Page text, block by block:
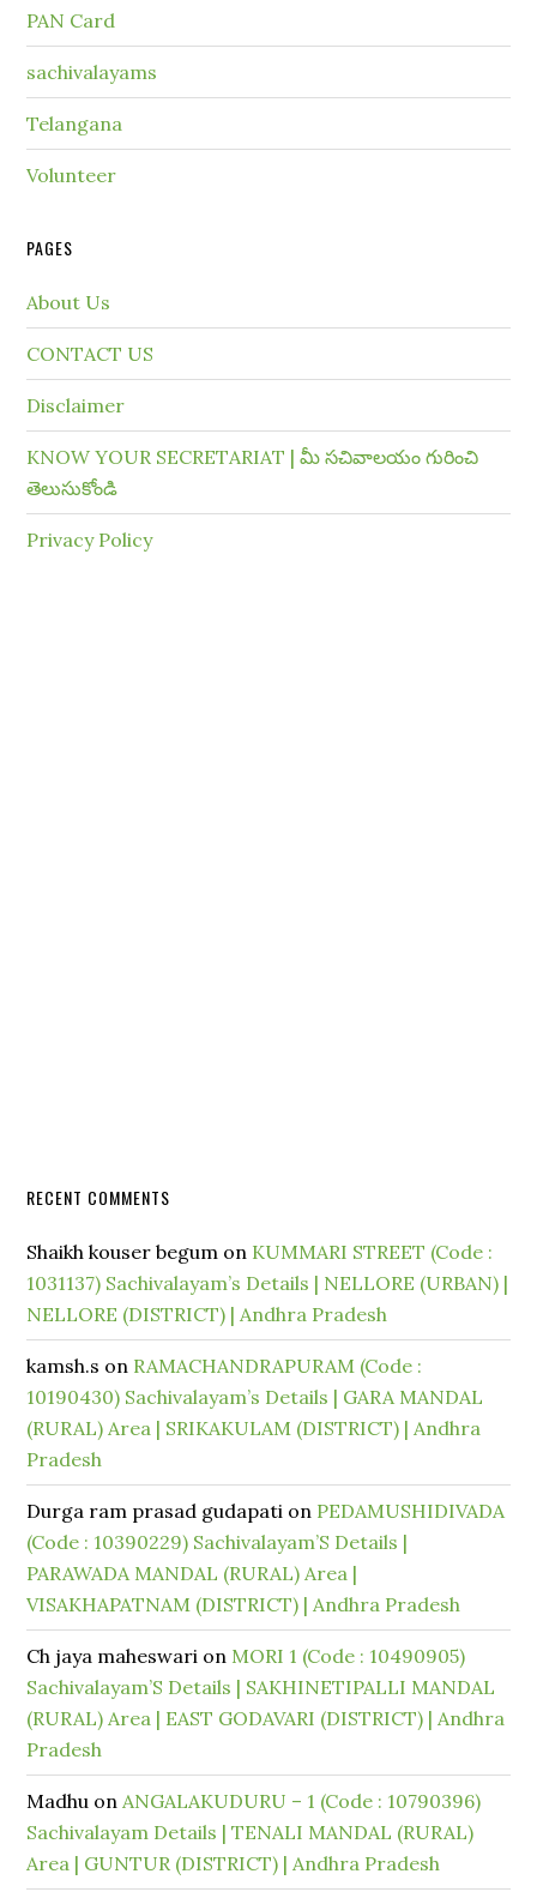
PAN Card
sachivalayams
Telangana
Volunteer
PAGES
About Us
CONTACT US
Disclaimer
KNOW YOUR SECRETARIAT | మీ సచివాలయం గురించి
తెలుసుకోండి
Privacy Policy
RECENT COMMENTS
Shaikh kouser begum on KUMMARI STREET (Code :
1031137) Sachivalayam’s Details | NELLORE (URBAN) |
NELLORE (DISTRICT) | Andhra Pradesh
kamsh.s on RAMACHANDRAPURAM (Code :
10190430) Sachivalayam’s Details | GARA MANDAL
(RURAL) Area | SRIKAKULAM (DISTRICT) | Andhra
Pradesh
Durga ram prasad gudapati on PEDAMUSHIDIVADA
(Code : 10390229) Sachivalayam’S Details |
PARAWADA MANDAL (RURAL) Area |
VISAKHAPATNAM (DISTRICT) | Andhra Pradesh
Ch jaya maheswari on MORI 1 (Code : 10490905)
Sachivalayam’S Details | SAKHINETIPALLI MANDAL
(RURAL) Area | EAST GODAVARI (DISTRICT) | Andhra
Pradesh
Madhu on ANGALAKUDURU – 1 (Code : 10790396)
Sachivalayam Details | TENALI MANDAL (RURAL)
Area | GUNTUR (DISTRICT) | Andhra Pradesh